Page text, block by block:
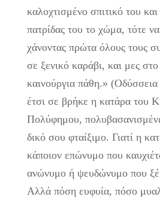
καλοχτισμένο σπιτικό του
πατρίδας του το χώμα, τότε
χάνοντας πρώτα όλους τους
σε ξενικό καράβι, και μες στο
καινούργια πάθη.»
έτσι σε βρήκε η κατάρα του
Πολύφημου,
δικό σου φταίξιμο. Γιατί η
κάποιον επώνυμο που
ανώνυμο ή ψευδώνυμο που
Αλλά πόση ευφυία, πόσο